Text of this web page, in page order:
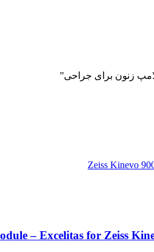
زنون برای جراحی”